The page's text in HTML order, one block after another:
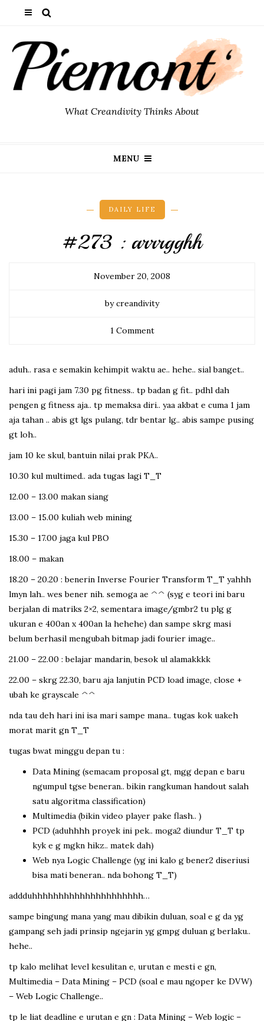
What Creandivity Thinks About
MENU
DAILY LIFE
#273 : arrrgghh
November 20, 2008
by creandivity
1 Comment
aduh.. rasa e semakin kehimpit waktu ae.. hehe.. sial banget..
hari ini pagi jam 7.30 pg fitness.. tp badan g fit.. pdhl dah
pengen g fitness aja.. tp memaksa diri.. yaa akbat e cuma 1 jam
aja tahan .. abis gt lgs pulang, tdr bentar lg.. abis sampe pusing
gt loh..
jam 10 ke skul, bantuin nilai prak PKA..
10.30 kul multimed.. ada tugas lagi T_T
12.00 – 13.00 makan siang
13.00 – 15.00 kuliah web mining
15.30 – 17.00 jaga kul PBO
18.00 – makan
18.20 – 20.20 : benerin Inverse Fourier Transform T_T yahhh
lmyn lah.. wes bener nih. semoga ae ^^ (syg e teori ini baru
berjalan di matriks 2×2, sementara image/gmbr2 tu plg g
ukuran e 400an x 400an la hehehe) dan sampe skrg masi
belum berhasil mengubah bitmap jadi fourier image..
21.00 – 22.00 : belajar mandarin, besok ul alamakkkk
22.00 – skrg 22.30, baru aja lanjutin PCD load image, close +
ubah ke grayscale ^^
nda tau deh hari ini isa mari sampe mana.. tugas kok uakeh
morat marit gn T_T
tugas bwat minggu depan tu :
Data Mining (semacam proposal gt, mgg depan e baru
ngumpul tgse beneran.. bikin rangkuman handout salah
satu algoritma classification)
Multimedia (bikin video player pake flash.. )
PCD (aduhhhh proyek ini pek.. moga2 diundur T_T tp
kyk e g mgkn hikz.. matek dah)
Web nya Logic Challenge (yg ini kalo g bener2 diseriusi
bisa mati beneran.. nda bohong T_T)
addduhhhhhhhhhhhhhhhhhhhhh…
sampe bingung mana yang mau dibikin duluan, soal e g da yg
gampang seh jadi prinsip ngejarin yg gmpg duluan g berlaku..
hehe..
tp kalo melihat level kesulitan e, urutan e mesti e gn,
Multimedia – Data Mining – PCD (soal e mau ngoper ke DVW)
– Web Logic Challenge..
tp le liat deadline e urutan e gn : Data Mining – Web logic –